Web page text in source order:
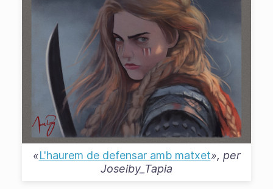
«L'haurem de defensar amb matxet», per
Joseiby_Tapia